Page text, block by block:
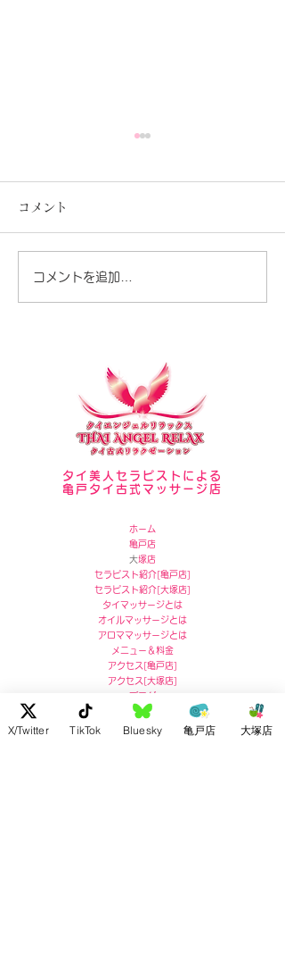
コメント
コメントを追加…
タイ美人セラピストによる
亀戸タイ古式マッサージ店
ホーム
亀戸店
​大塚店
セラピスト紹介[亀戸店]
セラピスト紹介[大塚店]
タイマッサージとは
オイルマッサージとは
アロママッサージとは
メニュー＆料金
アクセス [亀戸店]
アクセス [大塚店]
ブログ
セラピスト募集
X/Twitter TikTok Bluesky 亀戸店 大塚店